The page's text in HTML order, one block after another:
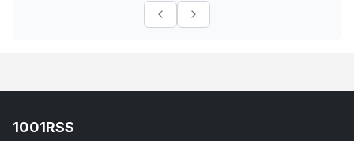
1001RSS